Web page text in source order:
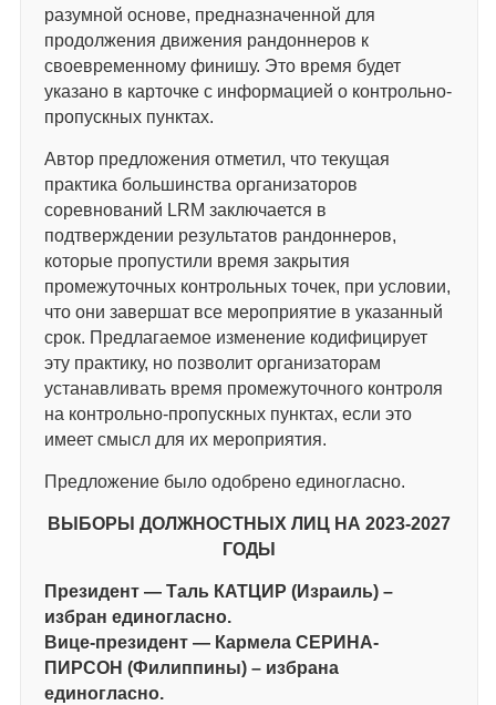
разумной основе, предназначенной для
продолжения движения рандоннеров к
своевременному финишу. Это время будет
указано в карточке с информацией о контрольно-
пропускных пунктах.
Автор предложения отметил, что текущая
практика большинства организаторов
соревнований LRM заключается в
подтверждении результатов рандоннеров,
которые пропустили время закрытия
промежуточных контрольных точек, при условии,
что они завершат все мероприятие в указанный
срок. Предлагаемое изменение кодифицирует
эту практику, но позволит организаторам
устанавливать время промежуточного контроля
на контрольно-пропускных пунктах, если это
имеет смысл для их мероприятия.
Предложение было одобрено единогласно.
ВЫБОРЫ ДОЛЖНОСТНЫХ ЛИЦ НА 2023-2027
ГОДЫ
Президент — Таль КАТЦИР (Израиль) –
избран единогласно.
Вице-президент — Кармела СЕРИНА-
ПИРСОН (Филиппины) – избрана
единогласно.